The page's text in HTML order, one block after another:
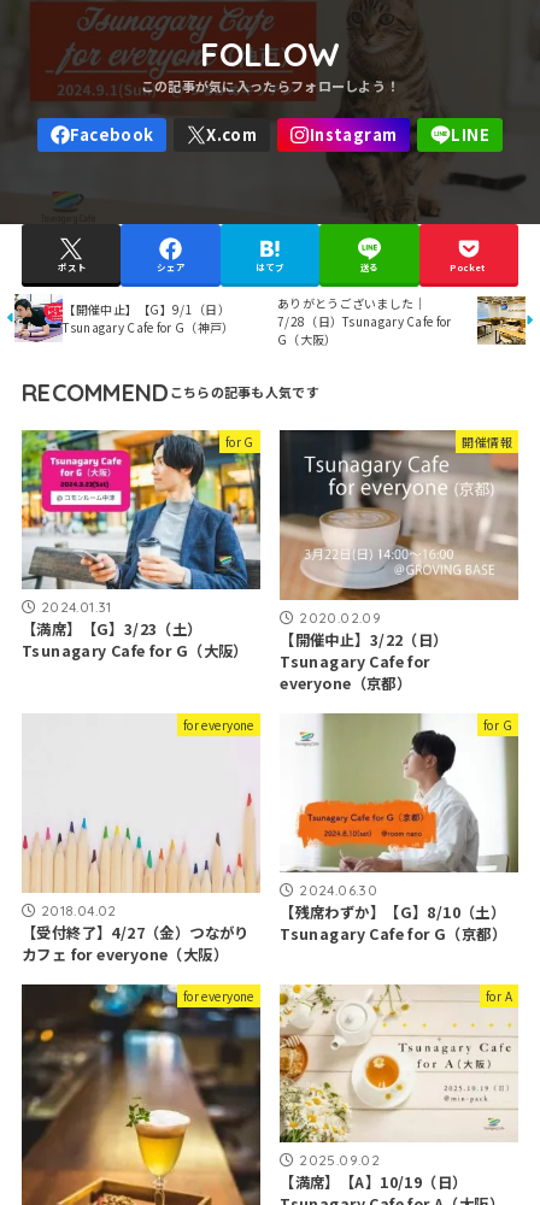
FOLLOW
ポスト シェア はてブ 送る Pocket
【開催中止】【G】9/1（日）
Tsunagary Cafe for G（神戸）
ありがとうございました｜
7/28（日）Tsunagary Cafe for
G（大阪）
RECOMMEND
for G
2024.01.31
【満席】【G】3/23（土）
Tsunagary Cafe for G（大阪）
開催情報
2020.02.09
【開催中止】3/22（日）
Tsunagary Cafe for
everyone（京都）
for everyone
2018.04.02
【受付終了】4/27（金）つながり
カフェ for everyone（大阪）
for G
2024.06.30
【残席わずか】【G】8/10（土）
Tsunagary Cafe for G（京都）
for everyone for A
2025.09.02
【満席】【A】10/19（日）